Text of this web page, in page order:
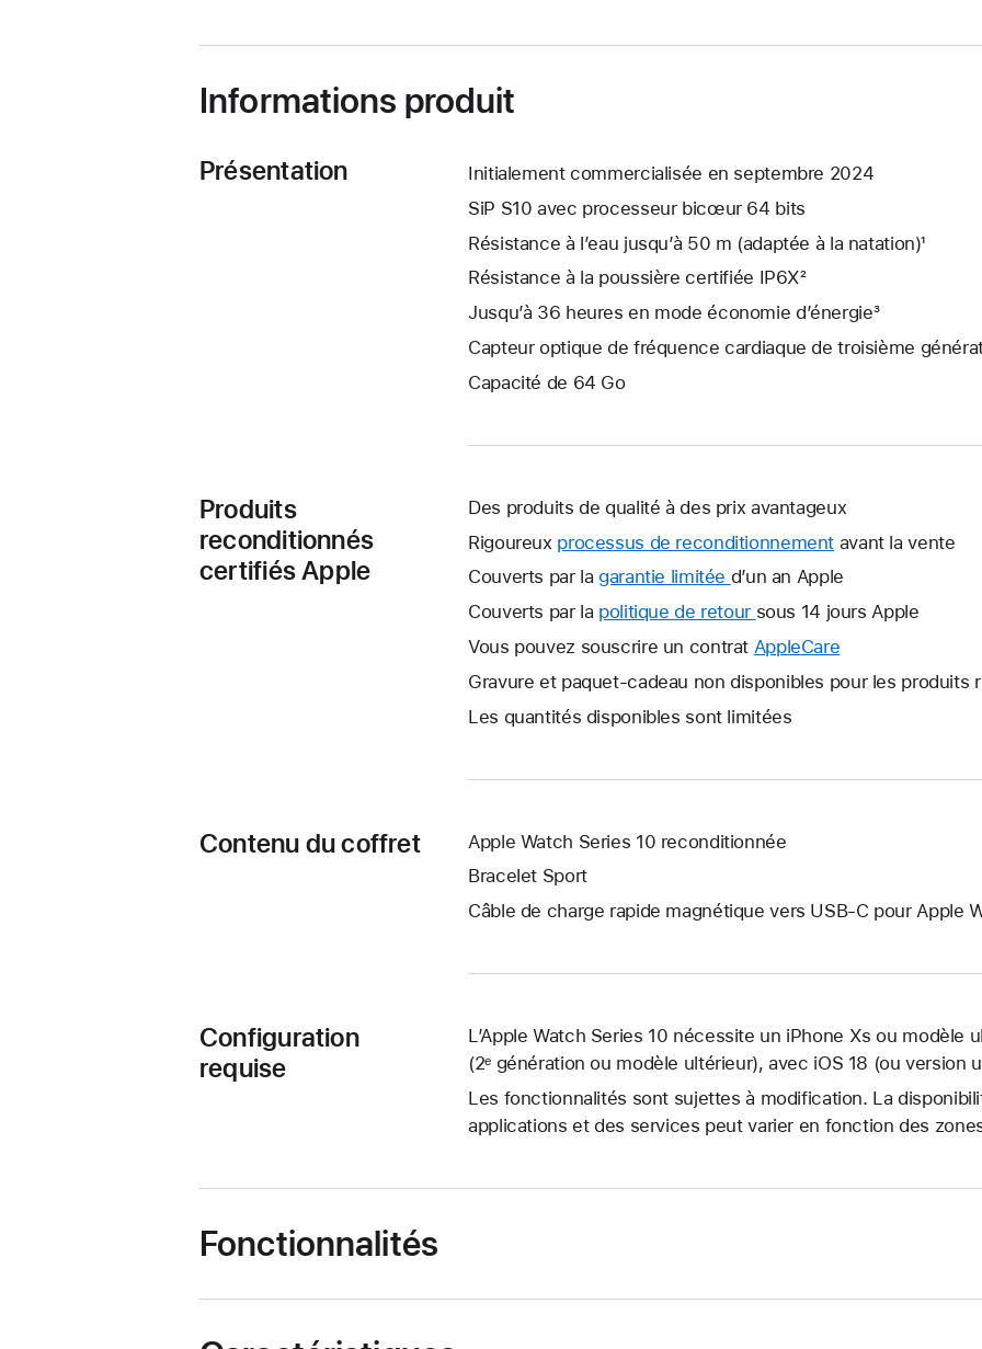
fenêtre)
Informations produit
Présentation
Initialement commercialisée en septembre 2024
SiP S10 avec processeur bicœur 64 bits
Résistance à l’eau jusqu’à 50 m (adaptée à la natation)¹
Résistance à la poussière certifiée IP6X²
Jusqu’à 36 heures en mode économie d’énergie³
Capteur optique de fréquence cardiaque de troisième
Capacité de 64 Go
Produits
reconditionnés
certifiés Apple
Des produits de qualité à des prix avantageux
Rigoureux processus de reconditionnement avant la vente
Couverts par la garantie limitée Une
nouvelle
s’ouvre.
d’un an Apple
Couverts par la politique de retour Une
nouvelle
s’ouvre.
sous 14 jours Apple
Vous pouvez souscrire un contrat AppleCare
nouvelle
Gravure et paquet-cadeau non disponibles pour les produits
Les quantités disponibles sont limitées
Contenu du coffret
Apple Watch Series 10 reconditionnée
Bracelet Sport
Câble de charge rapide magnétique vers USB‑C pour Apple
Configuration
requise
L’Apple Watch Series 10 nécessite un iPhone Xs ou modèle
(2ᵉ génération ou modèle ultérieur), avec iOS 18 (ou version
Les fonctionnalités sont sujettes à modification. La
applications et des services peut varier en fonction des
Fonctionnalités